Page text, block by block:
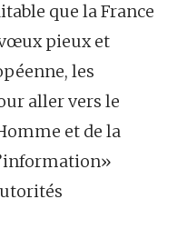
que la France
vœux pieux et
les
aller vers le
et de la